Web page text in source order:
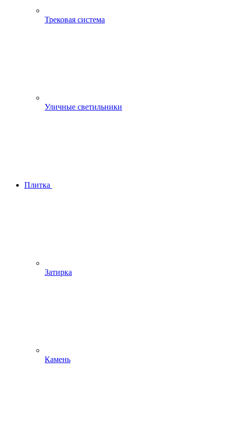
Трековая система
Уличные светильники
Плитка
Затирка
Камень